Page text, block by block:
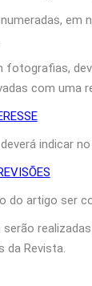
fotografias,
com uma
indicar
do artigo ser
da Revista.